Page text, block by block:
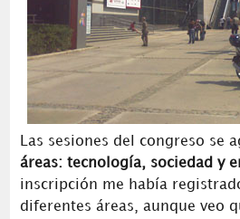
Las sesiones del congreso se
áreas: tecnología, sociedad y
inscripción me había
diferentes áreas, aunque veo